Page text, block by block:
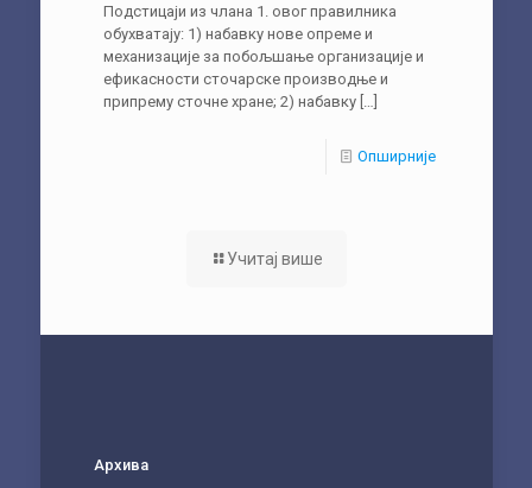
Подстицаји из члана 1. овог правилника
обухватају: 1) нaбaвку нове oпрeмe и
механизације зa побољшање организације и
ефикасности сточарске производње и
припрему сточне хране; 2) набавку[…]
Опширније
Учитај више
Архива